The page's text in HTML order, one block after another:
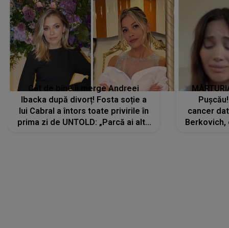
Cât de bine îi merge Andreei
Ibacka după divorț! Fosta soție a
lui Cabral a întors toate privirile în
prima zi de UNTOLD: „Parcă ai altă
cancer
Berkovich,